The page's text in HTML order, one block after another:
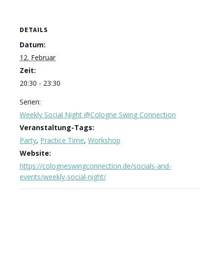
DETAILS
Datum:
12. Februar
Zeit:
20:30 - 23:30
Serien:
Weekly Social Night @Cologne Swing Connection
Veranstaltung-Tags:
Party, Practice Time, Workshop
Website:
https://cologneswingconnection.de/socials-and-
events/weekly-social-night/